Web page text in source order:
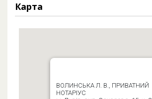
Карта
ВОЛИНСЬКА Л. В., ПРИВАТНИЙ
НОТАРІУС